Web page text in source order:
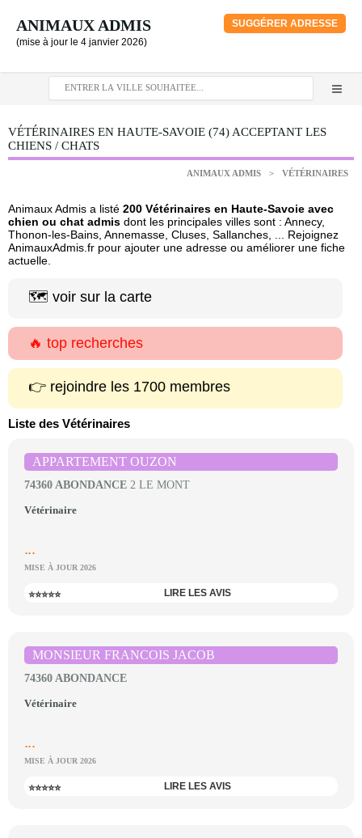
ANIMAUX ADMIS
(mise à jour le 4 janvier 2026)
SUGGÉRER ADRESSE
VÉTÉRINAIRES EN HAUTE-SAVOIE (74) ACCEPTANT LES
CHIENS / CHATS
ANIMAUX ADMIS > VÉTÉRINAIRES
Animaux Admis a listé 200 Vétérinaires en Haute-Savoie avec
chien ou chat admis dont les principales villes sont : Annecy,
Thonon-les-Bains, Annemasse, Cluses, Sallanches, ... Rejoignez
AnimauxAdmis.fr pour ajouter une adresse ou améliorer une fiche
actuelle.
🗺️ voir sur la carte
🔥 top recherches
👉 rejoindre les 1700 membres
Liste des Vétérinaires
APPARTEMENT OUZON
74360 ABONDANCE 2 LE MONT
Vétérinaire
...
MISE À JOUR 2026
⭐⭐⭐⭐⭐ LIRE LES AVIS
MONSIEUR FRANCOIS JACOB
74360 ABONDANCE
Vétérinaire
...
MISE À JOUR 2026
⭐⭐⭐⭐⭐ LIRE LES AVIS